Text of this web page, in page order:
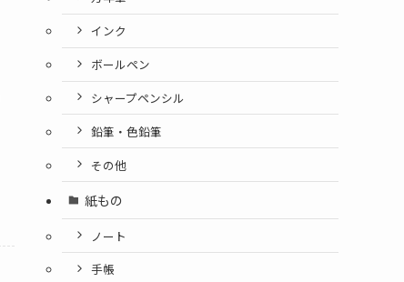
インク
ボールペン
シャープペンシル
鉛筆・色鉛筆
その他
紙もの
ノート
手帳